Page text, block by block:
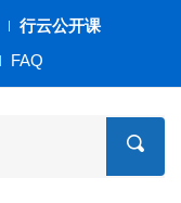
行云公开课
FAQ